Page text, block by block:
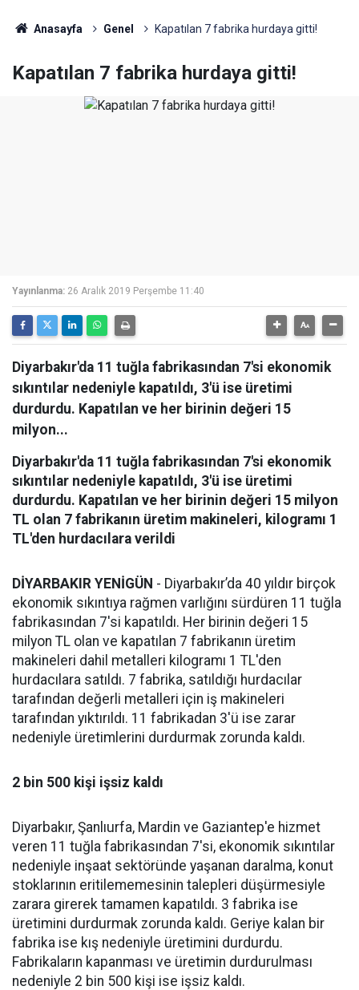
Anasayfa Genel Kapatılan 7 fabrika hurdaya gitti!
Kapatılan 7 fabrika hurdaya gitti!
Yayınlanma: 26 Aralık 2019 Perşembe 11:40
Diyarbakır'da 11 tuğla fabrikasından 7'si ekonomik
sıkıntılar nedeniyle kapatıldı, 3'ü ise üretimi
durdurdu. Kapatılan ve her birinin değeri 15
milyon...
Diyarbakır'da 11 tuğla fabrikasından 7'si ekonomik
sıkıntılar nedeniyle kapatıldı, 3'ü ise üretimi
durdurdu. Kapatılan ve her birinin değeri 15 milyon
TL olan 7 fabrikanın üretim makineleri, kilogramı 1
TL'den hurdacılara verildi
DİYARBAKIR YENİGÜN - Diyarbakır’da 40 yıldır birçok
ekonomik sıkıntıya rağmen varlığını sürdüren 11 tuğla
fabrikasından 7'si kapatıldı. Her birinin değeri 15
milyon TL olan ve kapatılan 7 fabrikanın üretim
makineleri dahil metalleri kilogramı 1 TL'den
hurdacılara satıldı. 7 fabrika, satıldığı hurdacılar
tarafından değerli metalleri için iş makineleri
tarafından yıktırıldı. 11 fabrikadan 3'ü ise zarar
nedeniyle üretimlerini durdurmak zorunda kaldı.
2 bin 500 kişi işsiz kaldı
Diyarbakır, Şanlıurfa, Mardin ve Gaziantep'e hizmet
veren 11 tuğla fabrikasından 7'si, ekonomik sıkıntılar
nedeniyle inşaat sektöründe yaşanan daralma, konut
stoklarının eritilememesinin talepleri düşürmesiyle
zarara girerek tamamen kapatıldı. 3 fabrika ise
üretimini durdurmak zorunda kaldı. Geriye kalan bir
fabrika ise kış nedeniyle üretimini durdurdu.
Fabrikaların kapanması ve üretimin durdurulması
nedeniyle 2 bin 500 kişi ise işsiz kaldı.